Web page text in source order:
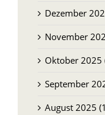
Dezember
November
Oktober 2025
September
August 2025